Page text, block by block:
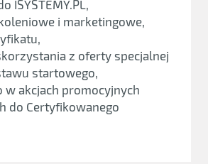
ISYSTEMY.PL,
i marketingowe,
z oferty specjalnej
startowego,
w akcjach promocyjnych
do Certyfikowanego